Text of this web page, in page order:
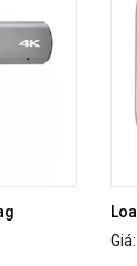
Giá: